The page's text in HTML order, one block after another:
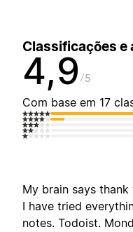
Classificações e
4,9 5
Com base em 17
My brain says thank
I have tried
notes. Todoist.